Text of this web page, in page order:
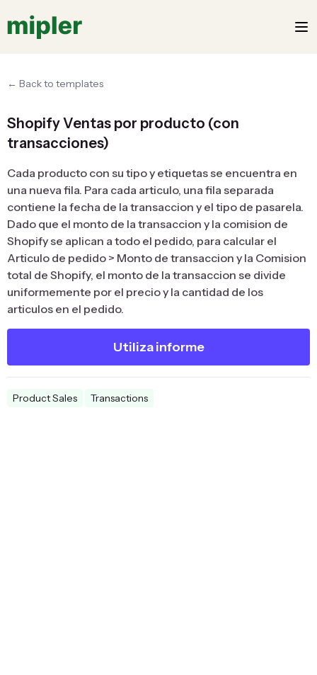
← Back to templates
Shopify Ventas por producto (con
transacciones)
Cada producto con su tipo y etiquetas se encuentra en
una nueva fila. Para cada articulo, una fila separada
contiene la fecha de la transaccion y el tipo de pasarela.
Dado que el monto de la transaccion y la comision de
Shopify se aplican a todo el pedido, para calcular el
Articulo de pedido > Monto de transaccion y la Comision
total de Shopify, el monto de la transaccion se divide
uniformemente por el precio y la cantidad de los
articulos en el pedido.
Utiliza informe
Product Sales Transactions